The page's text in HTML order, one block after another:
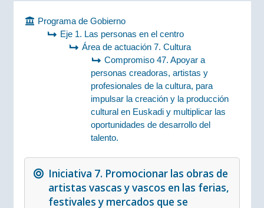
Programa de Gobierno
Eje 1. Las personas en el centro
Área de actuación 7. Cultura
Compromiso 47. Apoyar a
personas creadoras, artistas y
profesionales de la cultura, para
impulsar la creación y la producción
cultural en Euskadi y multiplicar las
oportunidades de desarrollo del
talento.
Iniciativa 7. Promocionar las obras de
artistas vascas y vascos en las ferias,
festivales y mercados que se